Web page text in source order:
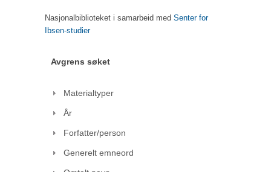
Nasjonalbiblioteket i samarbeid med Senter for
Ibsen-studier
Avgrens søket
Materialtyper
År
Forfatter/person
Generelt emneord